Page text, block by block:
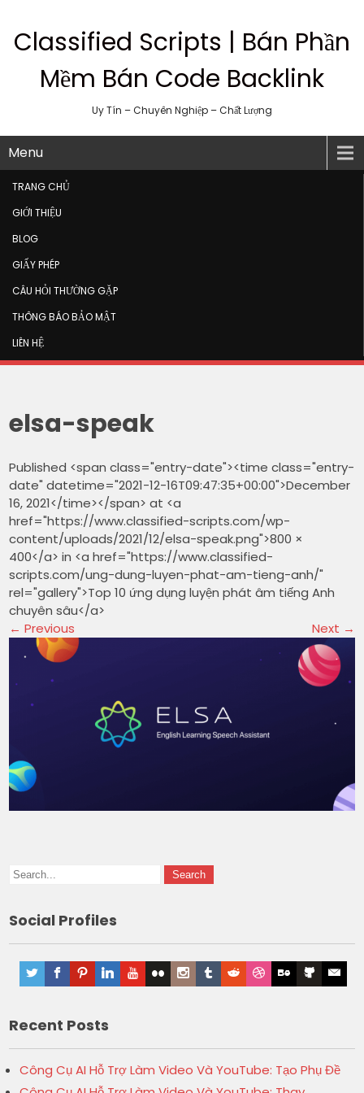
Classified Scripts | Bán Phần
Mềm Bán Code Backlink
Uy Tín – Chuyên Nghiệp – Chất Lượng
Menu
TRANG CHỦ
GIỚI THIỆU
BLOG
GIẤY PHÉP
CÂU HỎI THƯỜNG GẶP
THÔNG BÁO BẢO MẬT
LIÊN HỆ
elsa-speak
Published <span class="entry-date"><time class="entry-
date" datetime="2021-12-16T09:47:35+00:00">December
16, 2021</time></span> at <a
href="https://www.classified-scripts.com/wp-
content/uploads/2021/12/elsa-speak.png">800 ×
400</a> in <a href="https://www.classified-
scripts.com/ung-dung-luyen-phat-am-tieng-anh/"
rel="gallery">Top 10 ứng dụng luyện phát âm tiếng Anh
chuyên sâu</a>
← Previous Next →
Social Profiles
Recent Posts
Công Cụ AI Hỗ Trợ Làm Video Và YouTube: Tạo Phụ Đề